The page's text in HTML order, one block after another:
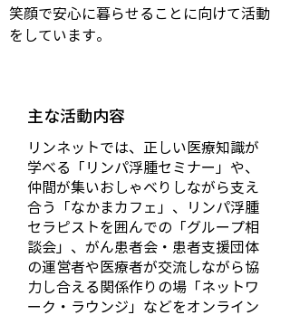
笑顔で安心に暮らせることに向けて活動
をしています。
主な活動内容
リンネットでは、正しい医療知識が
学べる「リンパ浮腫セミナー」や、
仲間が集いおしゃべりしながら支え
合う「なかまカフェ」、リンパ浮腫
セラピストを囲んでの「グループ相
談会」、がん患者会・患者支援団体
の運営者や医療者が交流しながら協
力し合える関係作りの場「ネットワ
ーク・ラウンジ」などをオンライン